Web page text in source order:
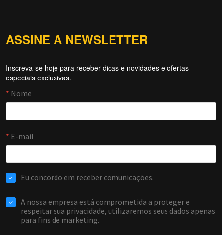
ASSINE A NEWSLETTER
Inscreva-se hoje para receber dicas e novidades e ofertas
especiais exclusivas.
EMAIL
WHATSAPP / TELEFONE